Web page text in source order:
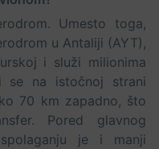
Umesto toga,
u Antaliji (AYT),
i služi milionima
se na istočnoj strani
70 km zapadno, što
Pored glavnog
je i manji